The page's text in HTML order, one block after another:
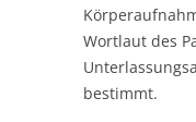
Wortlaut des
bestimmt.